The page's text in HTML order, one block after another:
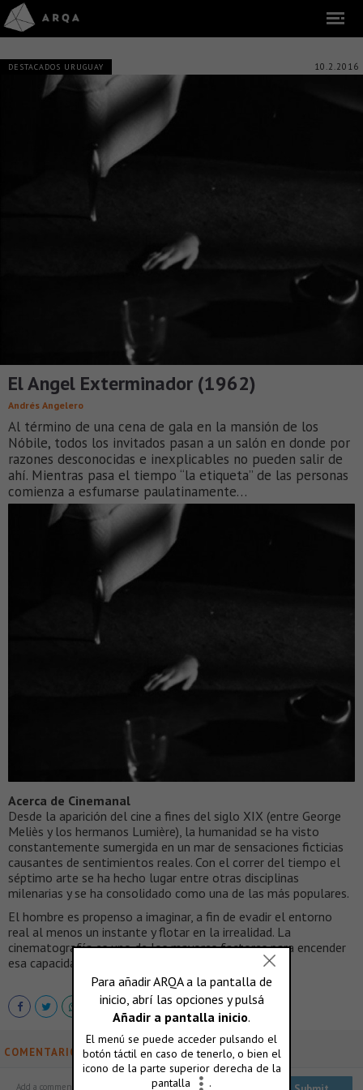
DESTACADOS URUGUAY 10.2.2016
El Angel Exterminador (1962)
Andrés Angelero
Al término de una cena de gala en la mansión de los
Nóbile, todos los invitados pasan a un salón en donde por
razones desconocidas e inexplicables no pueden salir de
ahí. Mientras pasa el tiempo “la etiqueta” de las personas
comienza a esfumarse paulatinamente…
Acerca de Cinemanal
Desde la aparición del cine a fines del siglo XIX (entre George
Meliès y los hermanos Lumière), la humanidad se ha visto
constantemente sumergida en un mar de sensaciones ficticias
causantes de sentimientos reales. Con el correr del tiempo el
séptimo arte se ha hecho lugar entre otras disciplinas
milenarias y se ha consolidado como una de las más populares.
El hombre es propenso a imaginar, a fin de evadir el entorno
real al menos un instante y flotar en la irrealidad. La
cinematografía es uno de los mayores factores para encender
esa capacidad.
COMENTARIOS